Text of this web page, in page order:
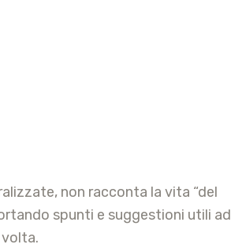
non racconta la vita “del
spunti e suggestioni utili ad